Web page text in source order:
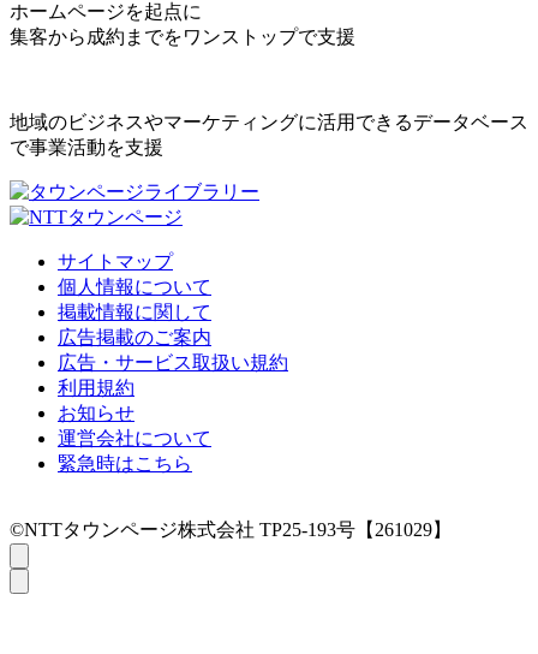
ホームページを起点に
集客から成約までをワンストップで支援
地域のビジネスやマーケティングに活用できるデータベース
で事業活動を支援
サイトマップ
個人情報について
掲載情報に関して
広告掲載のご案内
広告・サービス取扱い規約
利用規約
お知らせ
運営会社について
緊急時はこちら
©NTTタウンページ株式会社 TP25-193号【261029】